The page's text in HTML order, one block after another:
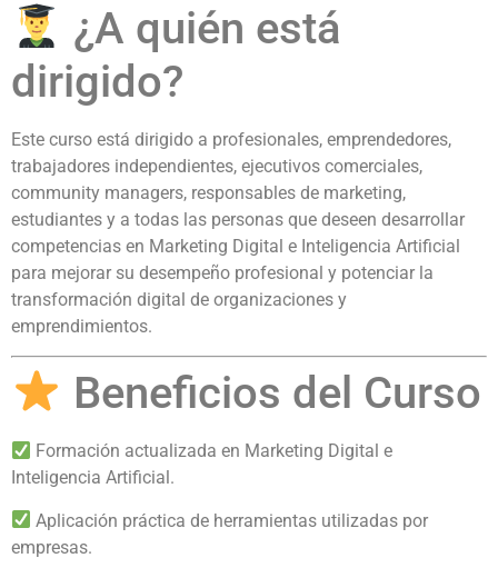
¿A quién está
dirigido?
Este curso está dirigido a profesionales, emprendedores,
trabajadores independientes, ejecutivos comerciales,
community managers, responsables de marketing,
estudiantes y a todas las personas que deseen desarrollar
competencias en Marketing Digital e Inteligencia Artificial
para mejorar su desempeño profesional y potenciar la
transformación digital de organizaciones y
emprendimientos.
Beneficios del Curso
Formación actualizada en Marketing Digital e
Inteligencia Artificial.
Aplicación práctica de herramientas utilizadas por
empresas.